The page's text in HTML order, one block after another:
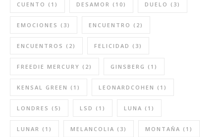
CUENTO (1) DESAMOR (10) DUELO (3)
EMOCIONES (3) ENCUENTRO (2)
ENCUENTROS (2) FELICIDAD (3)
FREEDIE MERCURY (2) GINSBERG (1)
KENSAL GREEN (1) LEONARDCOHEN (1)
LONDRES (5) LSD (1) LUNA (1)
LUNAR (1) MELANCOLIA (3) MONTAÑA (1)